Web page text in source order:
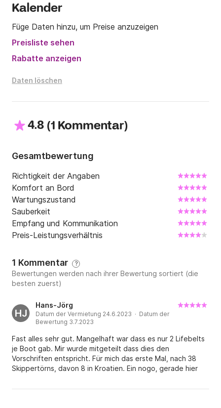
Kalender
Füge Daten hinzu, um Preise anzuzeigen
Preisliste sehen
Rabatte anzeigen
Daten löschen
4.8 (1 Kommentar)
Gesamtbewertung
Richtigkeit der Angaben
Komfort an Bord
Wartungszustand
Sauberkeit
Empfang und Kommunikation
Preis-Leistungsverhältnis
1 Kommentar ?
Bewertungen werden nach ihrer Bewertung sortiert (die
besten zuerst)
HJ
Hans-Jörg
Datum der Vermietung 24.6.2023 · Datum der
Bewertung 3.7.2023
Fast alles sehr gut. Mangelhaft war dass es nur 2 Lifebelts
je Boot gab. Mir wurde mitgeteilt dass dies den
Vorschriften entspricht. Für mich das erste Mal, nach 38
Skippertörns, davon 8 in Kroatien. Ein nogo, gerade hier
nach unten zu sperren um 200 Euro zu sparen ist